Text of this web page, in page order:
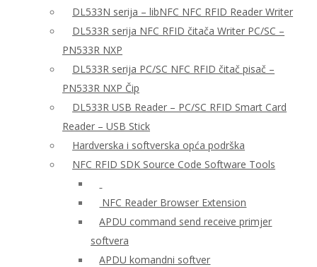
DL533N serija – libNFC NFC RFID Reader Writer
DL533R serija NFC RFID čitača Writer PC/SC –
PN533R NXP
DL533R serija PC/SC NFC RFID čitač pisač –
PN533R NXP Čip
DL533R USB Reader – PC/SC RFID Smart Card
Reader – USB Stick
Hardverska i softverska opća podrška
NFC RFID SDK Source Code Software Tools
NFC Reader Browser Extension
APDU command send receive primjer
softvera
APDU komandni softver